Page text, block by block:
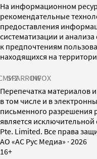
На информационном
рекомендательные
предоставления
систематизации и
к предпочтениям
находящихся на
SPARROWINFOX
Перепечатка материалов
в том числе и в
письменного разрешения
является
Pte. Limited. Все права
AO «АС Рус Медиа» · 2026
16+